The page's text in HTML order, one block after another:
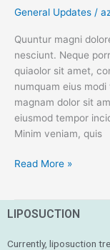
General Updates /
Quuntur magni
nesciunt. Neque
quiaolor sit amet,
numquam eius
magnam dolor sit
eiusmod tempor
Minim veniam, quis
Doctor
Pediatrician
Read More »
LIPOSUCTION
Currently, liposuction